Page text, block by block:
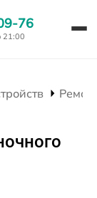
76
21:00